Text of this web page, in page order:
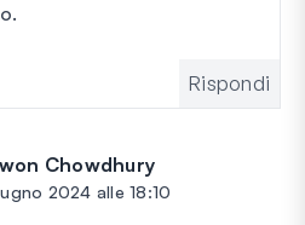
Rispondi
Chowdhury
2024 alle 18:10